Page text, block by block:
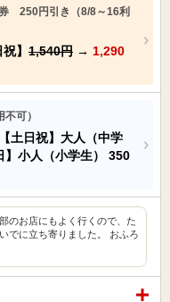
250円引き（8/8～16利
】 1,540円 → 1,290
可）
【土日祝】大人（中学
】小人（小学生） 350
のお店にもよく行くので、た
でに立ち寄りました。 おふろ